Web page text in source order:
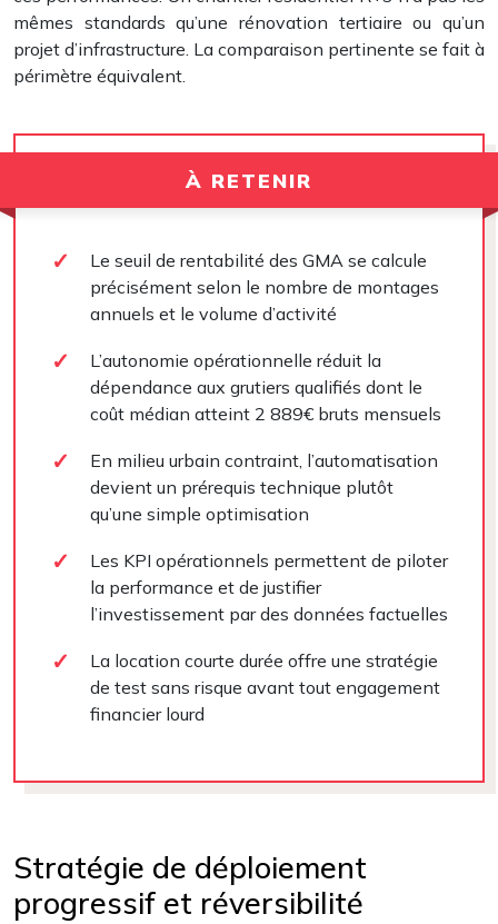
mêmes standards qu’une rénovation tertiaire ou qu’un
projet d’infrastructure. La comparaison pertinente se fait à
périmètre équivalent.
À RETENIR
Le seuil de rentabilité des GMA se calcule
précisément selon le nombre de montages
annuels et le volume d’activité
L’autonomie opérationnelle réduit la
dépendance aux grutiers qualifiés dont le
coût médian atteint 2 889€ bruts mensuels
En milieu urbain contraint, l’automatisation
devient un prérequis technique plutôt
qu’une simple optimisation
Les KPI opérationnels permettent de piloter
la performance et de justifier
l’investissement par des données factuelles
La location courte durée offre une stratégie
de test sans risque avant tout engagement
financier lourd
Stratégie de déploiement
progressif et réversibilité